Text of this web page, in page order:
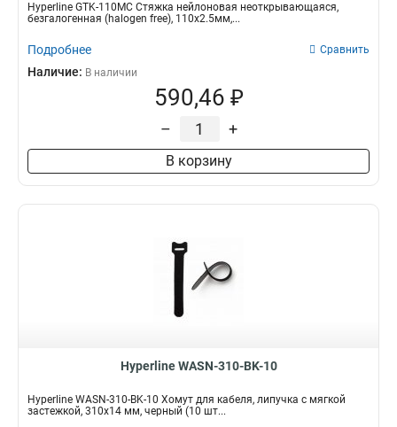
Hyperline GTK-110MC Стяжка нейлоновая неоткрывающаяся,
безгалогенная (halogen free), 110x2.5мм,...
Подробнее Сравнить
Наличие: В наличии
590,46 ₽
– +
В корзину
Hyperline WASN-310-BK-10
Hyperline WASN-310-BK-10 Хомут для кабеля, липучка с мягкой
застежкой, 310x14 мм, черный (10 шт...